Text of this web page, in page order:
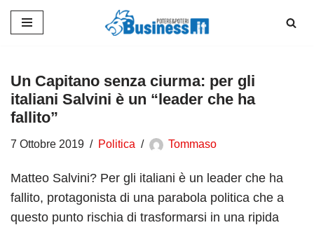
contenuto
Un Capitano senza ciurma: per gli
italiani Salvini è un “leader che ha
fallito”
7 Ottobre 2019 Politica Tommaso
Matteo Salvini? Per gli italiani è un leader che ha
fallito, protagonista di una parabola politica che a
questo punto rischia di trasformarsi in una ripida